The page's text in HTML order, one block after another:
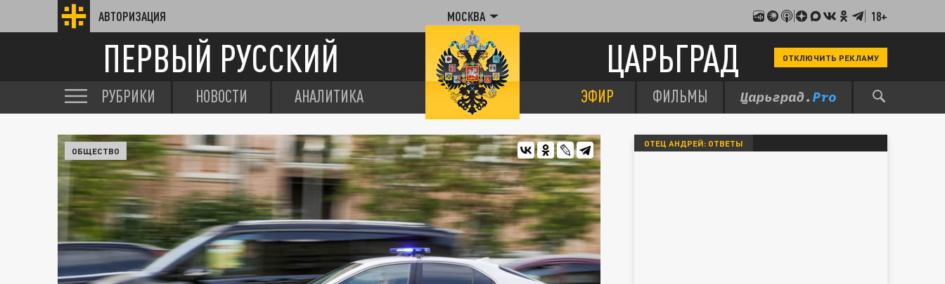
АВТОРИЗАЦИЯ МОСКВА 18+
ПЕРВЫЙ РУССКИЙ ЦАРЬГРАД ОТКЛЮЧИТЬ РЕКЛАМУ
РУБРИКИ НОВОСТИ АНАЛИТИКА ЭФИР ФИЛЬМЫ
ОБЩЕСТВО
ОТЕЦ АНДРЕЙ: ОТВЕТЫ